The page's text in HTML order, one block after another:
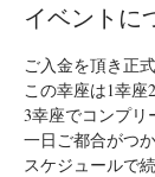
イベントに
ご入金を頂き正
この幸座は1幸座
3幸座でコンプリ
一日ご都合がつ
スケジュールで